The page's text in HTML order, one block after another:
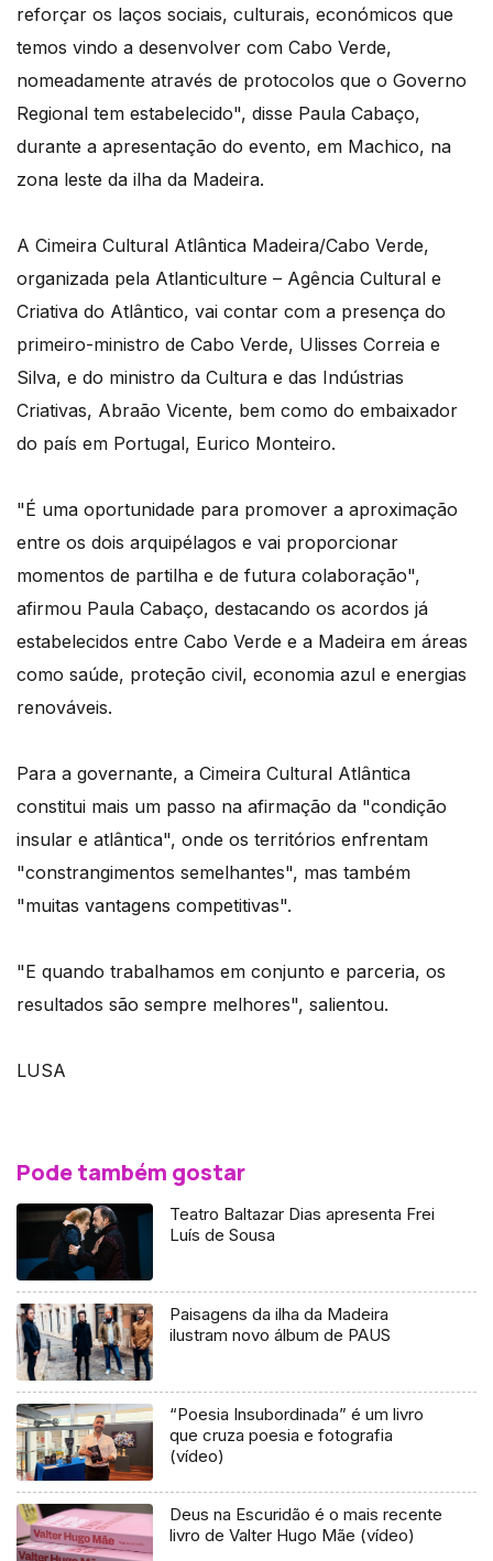
reforçar os laços sociais, culturais, económicos que
temos vindo a desenvolver com Cabo Verde,
nomeadamente através de protocolos que o Governo
Regional tem estabelecido", disse Paula Cabaço,
durante a apresentação do evento, em Machico, na
zona leste da ilha da Madeira.
A Cimeira Cultural Atlântica Madeira/Cabo Verde,
organizada pela Atlanticulture – Agência Cultural e
Criativa do Atlântico, vai contar com a presença do
primeiro-ministro de Cabo Verde, Ulisses Correia e
Silva, e do ministro da Cultura e das Indústrias
Criativas, Abraão Vicente, bem como do embaixador
do país em Portugal, Eurico Monteiro.
"É uma oportunidade para promover a aproximação
entre os dois arquipélagos e vai proporcionar
momentos de partilha e de futura colaboração",
afirmou Paula Cabaço, destacando os acordos já
estabelecidos entre Cabo Verde e a Madeira em áreas
como saúde, proteção civil, economia azul e energias
renováveis.
Para a governante, a Cimeira Cultural Atlântica
constitui mais um passo na afirmação da "condição
insular e atlântica", onde os territórios enfrentam
"constrangimentos semelhantes", mas também
"muitas vantagens competitivas".
"E quando trabalhamos em conjunto e parceria, os
resultados são sempre melhores", salientou.
LUSA
Pode também gostar
Teatro Baltazar Dias apresenta Frei
Luís de Sousa
Paisagens da ilha da Madeira
ilustram novo álbum de PAUS
“Poesia Insubordinada” é um livro
que cruza poesia e fotografia
(vídeo)
Deus na Escuridão é o mais recente
livro de Valter Hugo Mãe (vídeo)